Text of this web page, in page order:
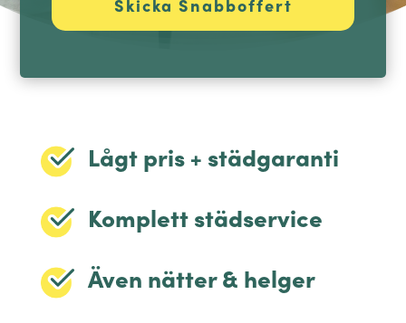
Lågt pris + städgaranti
Komplett städservice
Även nätter & helger